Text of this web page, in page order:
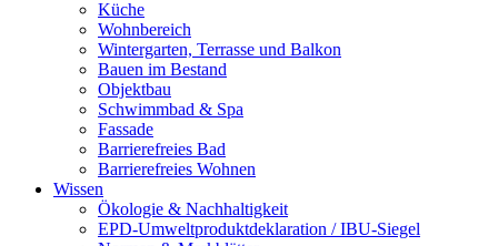
Küche
Wohnbereich
Wintergarten, Terrasse und Balkon
Bauen im Bestand
Objektbau
Schwimmbad & Spa
Fassade
Barrierefreies Bad
Barrierefreies Wohnen
Wissen
Ökologie & Nachhaltigkeit
EPD-Umweltproduktdeklaration / IBU-Siegel